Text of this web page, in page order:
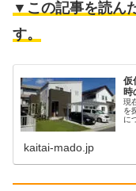
▼この記事を読ん
す。
仮
時
現
を
に
kaitai-mado.jp